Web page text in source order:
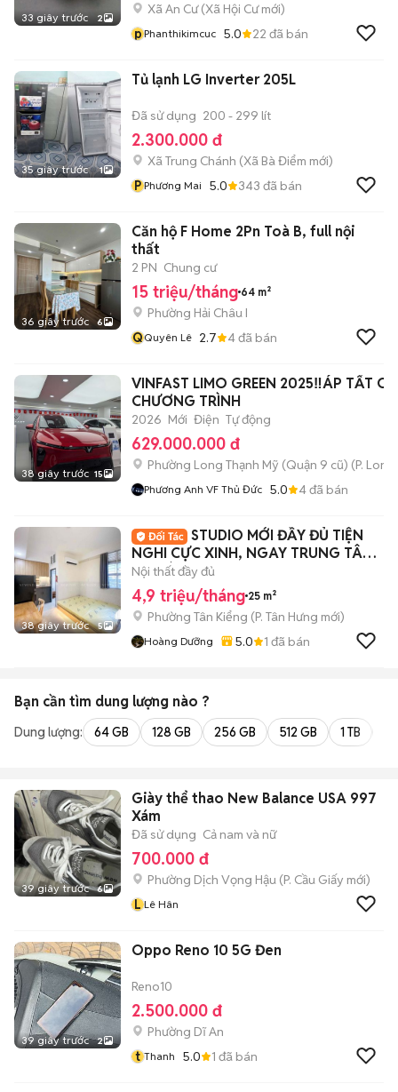
33 giây trước 2
Xã An Cư(Xã Hội Cưmới)
pPhanthikimcuc 5.0 22 đã bán
35 giây trước 1
Tủ lạnh LG Inverter 205L
Đã sử dụng 200 - 299 lít
2.300.000 đ
Xã Trung Chánh (Xã Bà Điểm mới)
P Phương Mai 5.0 343 đã bán
36 giây trước 6
Căn hộ F Home 2Pn Toà B, full nội
thất
2 PN Chung cư
15 triệu/tháng 64 m²
Phường Hải Châu I
QQuyên Lê 2.7 4đã bán
38 giây trước 15
VINFAST LIMO GREEN 2025‼️ÁP TẤT CẢ
CHƯƠNG TRÌNH
2026 Mới Điện Tự động
629.000.000 đ
Phường Long Thạnh Mỹ (Quận 9 cũ) (P.
Phương Anh VF Thủ Đức 5.0 4đã bán
38 giây trước 5
STUDIO MỚI ĐẦY ĐỦ TIỆN
NGHI CỰC XINH, NGAY TRUNG TÂM
Q7 SÁT Q4 Q1
Nội thất đầy đủ
4,9 triệu/tháng 25 m²
Phường Tân Kiểng (P. Tân Hưng mới)
Hoàng Dưỡng 5.0 1 đã bán
Bạn cần tìm dung lượng nào ?
Dung lượng: 64 GB 128 GB 256 GB 512 GB 1 TB
39 giây trước 6
Giày thể thao New Balance USA 997
Xám
Đã sử dụng Cả nam và nữ
700.000 đ
Phường Dịch Vọng Hậu (P. Cầu Giấy mới)
L Lê Hân
39 giây trước 2
Oppo Reno 10 5G Đen
Reno10
2.500.000 đ
Phường Dĩ An
t Thanh 5.0 1 đã bán